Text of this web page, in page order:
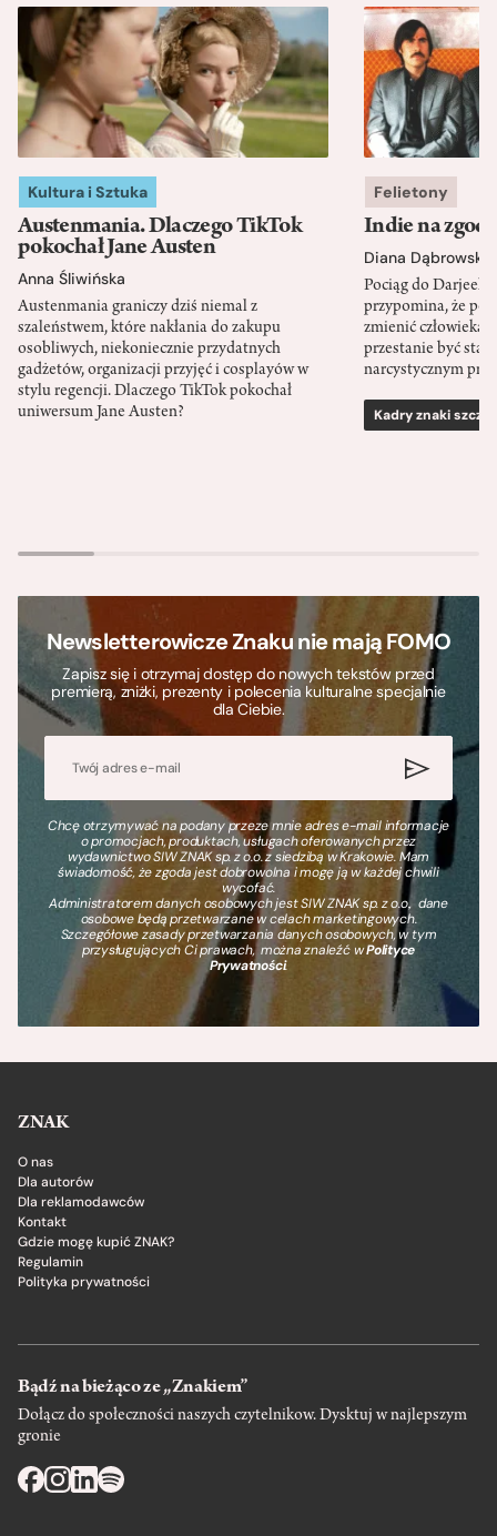
Kultura i Sztuka
Austenmania. Dlaczego TikTok
pokochał Jane Austen
Anna Śliwińska
Austenmania graniczy dziś niemal z
szaleństwem, które nakłania do zakupu
osobliwych, niekoniecznie przydatnych
gadżetów, organizacji przyjęć i cosplayów w
stylu regencji. Dlaczego TikTok pokochał
uniwersum Jane Austen?
Felietony
Indie na
Diana Dąbrowska
Pociąg do
przypomina, że
zmienić człowieka
przestanie być
narcystycznym
Kadry znaki
Newsletterowicze Znaku nie mają FOMO
Zapisz się i otrzymaj dostęp do nowych tekstów przed
premierą, zniżki, prezenty i polecenia kulturalne specjalnie
dla Ciebie.
Chcę otrzymywać na podany przeze mnie adres e-mail informacje
o promocjach, produktach, usługach oferowanych przez
wydawnictwo SIW ZNAK sp. z o.o. z siedzibą w Krakowie. Mam
świadomość, że zgoda jest dobrowolna i mogę ją w każdej chwili
wycofać.
Administratorem danych osobowych jest SIW ZNAK sp. z o.o., dane
osobowe będą przetwarzane w celach marketingowych.
Szczegółowe zasady przetwarzania danych osobowych, w tym
przysługujących Ci prawach, można znaleźć wPolityce
Prywatności.
ZNAK
O nas
Dla autorów
Dla reklamodawców
Kontakt
Gdzie mogę kupić ZNAK?
Regulamin
Polityka prywatności
Bądź na bieżąco ze „Znakiem”
Dołącz do społeczności naszych czytelnikow. Dysktuj w najlepszym
gronie